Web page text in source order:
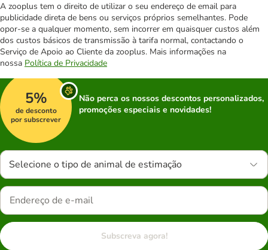
A zooplus tem o direito de utilizar o seu endereço de email para
publicidade direta de bens ou serviços próprios semelhantes. Pode
opor-se a qualquer momento, sem incorrer em quaisquer custos além
dos custos básicos de transmissão à tarifa normal, contactando o
Serviço de Apoio ao Cliente da zooplus. Mais informações na
nossa Política de Privacidade
5%
de desconto
por subscrever
Não perca os nossos descontos personalizados,
promoções especiais e novidades!
Selecione o tipo de animal de estimação
Subscreva agora!